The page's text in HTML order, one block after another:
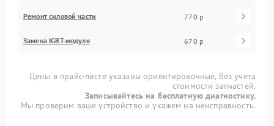
Ремонт силовой части 770 р
Замена IGBT-модуля 670 р
Цены в прайс-листе указаны ориентировочные, без учета
стоимости запчастей.
Записывайтесь на бесплатную диагностику.
Мы проверим ваше устройство и укажем на неисправность.